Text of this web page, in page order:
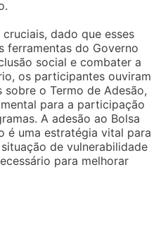
dado que esses
ferramentas do Governo
social e combater a
os participantes ouviram
o Termo de Adesão,
para a participação
A adesão ao Bolsa
é uma estratégia vital para
de vulnerabilidade
para melhorar